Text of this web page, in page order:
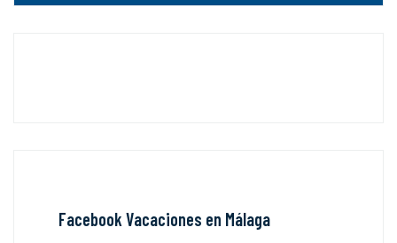
Facebook Vacaciones en Málaga